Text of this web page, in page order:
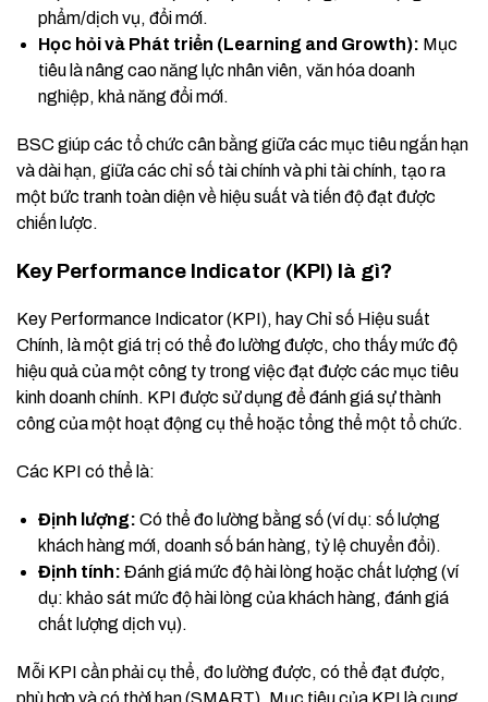
phẩm/dịch vụ, đổi mới.
Học hỏi và Phát triển (Learning and Growth): Mục
tiêu là nâng cao năng lực nhân viên, văn hóa doanh
nghiệp, khả năng đổi mới.
BSC giúp các tổ chức cân bằng giữa các mục tiêu ngắn hạn
và dài hạn, giữa các chỉ số tài chính và phi tài chính, tạo ra
một bức tranh toàn diện về hiệu suất và tiến độ đạt được
chiến lược.
Key Performance Indicator (KPI) là gì?
Key Performance Indicator (KPI), hay Chỉ số Hiệu suất
Chính, là một giá trị có thể đo lường được, cho thấy mức độ
hiệu quả của một công ty trong việc đạt được các mục tiêu
kinh doanh chính. KPI được sử dụng để đánh giá sự thành
công của một hoạt động cụ thể hoặc tổng thể một tổ chức.
Các KPI có thể là:
Định lượng: Có thể đo lường bằng số (ví dụ: số lượng
khách hàng mới, doanh số bán hàng, tỷ lệ chuyển đổi).
Định tính: Đánh giá mức độ hài lòng hoặc chất lượng (ví
dụ: khảo sát mức độ hài lòng của khách hàng, đánh giá
chất lượng dịch vụ).
Mỗi KPI cần phải cụ thể, đo lường được, có thể đạt được,